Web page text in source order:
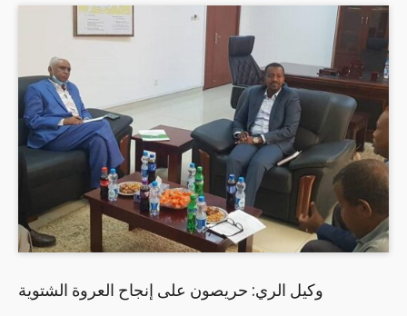
وكيل الري: حريصون على إنجاح العروة الشتوية